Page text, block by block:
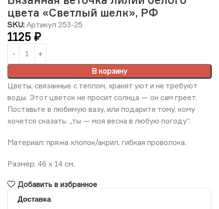
цвета «Светлый шелк», РФ
SKU: Артикул 253-25
1125 ₽
В корзину
Цветы, связанные с теплом, хранят уют и не требуют
воды. Этот цветок не просит солнца — он сам греет.
Поставьте в любимую вазу, или подарите тому, кому
хочется сказать: „ты — моя весна в любую погоду“.
Материал: пряжа хлопок/акрил, гибкая проволока.
Размер: 46 х 14 см.
Добавить в избранное
Доставка